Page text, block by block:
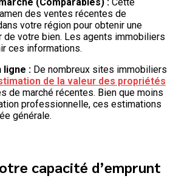
des ventes récentes de
votre région pour obtenir une
de votre bien. Les agents immobiliers
ces informations.
ligne : De nombreux sites immobiliers
de la valeur des propriétés
de marché récentes. Bien que moins
professionnelle, ces estimations
générale.
capacité d’emprunt